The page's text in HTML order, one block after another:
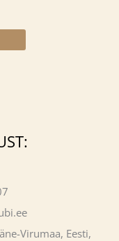
Virumaa, Eesti,